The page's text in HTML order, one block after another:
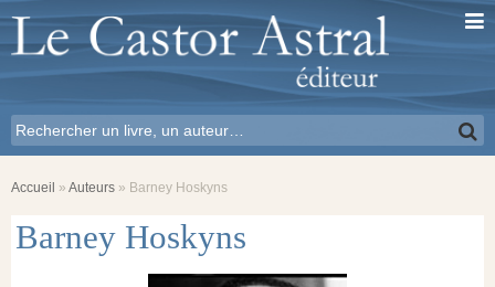
Accueil » Auteurs » Barney Hoskyns
Barney Hoskyns